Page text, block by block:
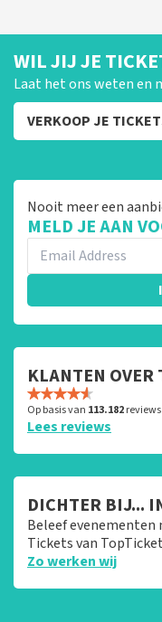
WIL JIJ JE
Laat het ons weten en
VERKOOP JE
Nooit meer een
MELD JE AAN
KLANTEN
Op basis van 113.182reviews
Lees reviews
DICHTER BIJ...
Beleef evenementen
Tickets van
Zo werken wij